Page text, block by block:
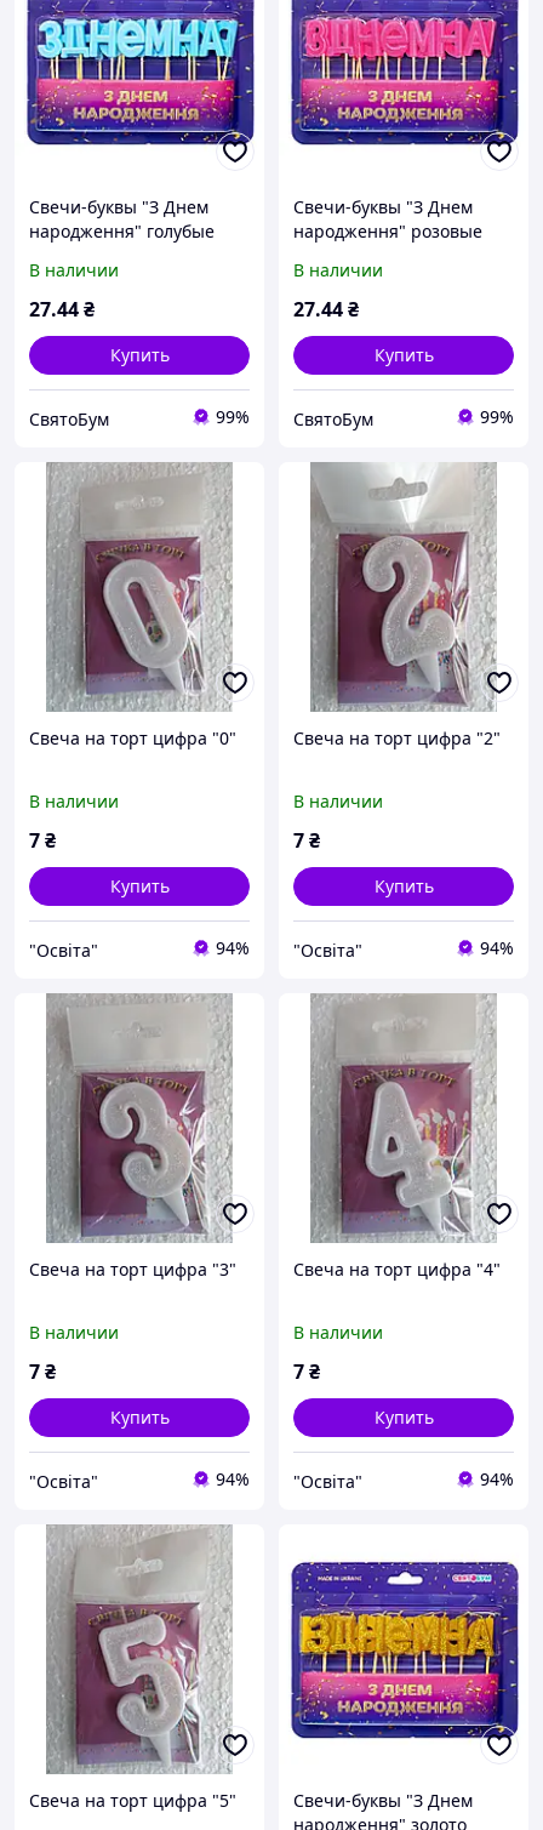
Свечи-буквы "З Днем
народження" голубые
В наличии
27.44₴
Купить
СвятоБум 99%
Свечи-буквы "З Днем
народження" розовые
В наличии
27.44₴
Купить
СвятоБум 99%
Свеча на торт цифра "0"
В наличии
7₴
Купить
"Освіта" 94%
Свеча на торт цифра "2"
В наличии
7₴
Купить
"Освіта" 94%
Свеча на торт цифра "3"
В наличии
7₴
Купить
"Освіта" 94%
Свеча на торт цифра "4"
В наличии
7₴
Купить
"Освіта" 94%
Свеча на торт цифра "5"
Свечи-буквы "З Днем
народження" золото